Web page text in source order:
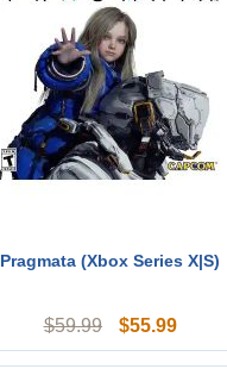
Pragmata (Xbox Series X|S)
$59.99 $55.99